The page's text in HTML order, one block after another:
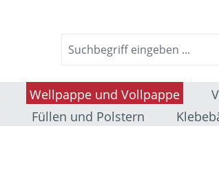
Wellpappe und Vollpappe
Füllen und Polstern